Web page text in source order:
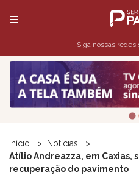
Siga nossas redes
Início
Notícias
Atílio Andreazza, em Caxias,
recuperação do pavimento